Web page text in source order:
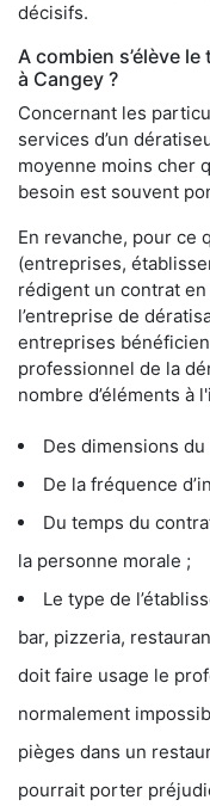
décisifs.
A combien s’élève
à Cangey ?
Concernant les
services d’un
moyenne moins cher
besoin est souvent
En revanche, pour ce
(entreprises,
rédigent un contrat
l’entreprise de
entreprises
professionnel de la
nombre d’éléments à
Des dimensions
De la fréquence
Du temps du
la personne morale ;
Le type de
bar, pizzeria,
doit faire usage le
normalement
pièges dans un
pourrait porter